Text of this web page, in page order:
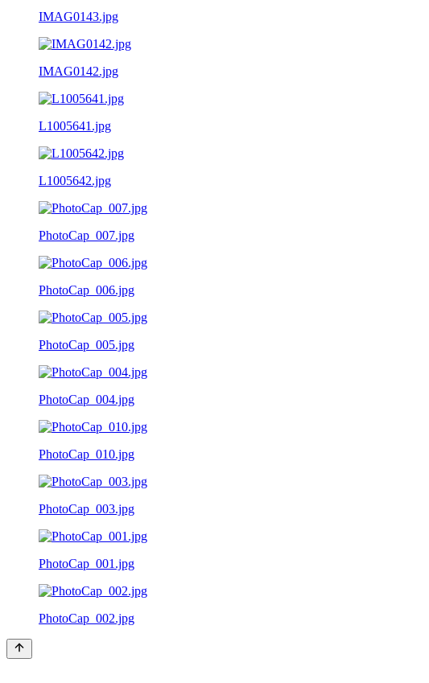
IMAG0143.jpg
IMAG0142.jpg
L1005641.jpg
L1005642.jpg
PhotoCap_007.jpg
PhotoCap_006.jpg
PhotoCap_005.jpg
PhotoCap_004.jpg
PhotoCap_010.jpg
PhotoCap_003.jpg
PhotoCap_001.jpg
PhotoCap_002.jpg